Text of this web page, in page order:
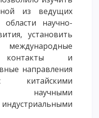
из ведущих
научно-
установить
контакты и
направления
китайскими
научными